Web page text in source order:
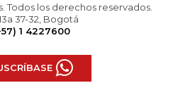
Todos los derechos reservados.
37-32, Bogotá
1 4227600